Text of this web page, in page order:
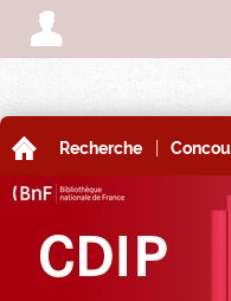
A
A Recherche |